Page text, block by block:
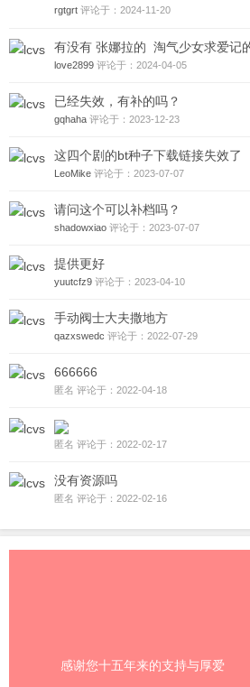
rgtgrt 评论于：2024-11-20
有没有 张娜拉的 淘气少女求爱记
love2899 评论于：2024-04-05
已经失效，有补的吗？
gqhaha 评论于：2023-12-23
这四个剧的bt种子下载链接失效了
LeoMike 评论于：2023-07-07
请问这个可以补档吗？
shadowxiao 评论于：2023-07-07
提供更好
yuutcfz9 评论于：2023-04-10
手动阀士大夫撒地方
qazxswedc 评论于：2022-07-29
666666
匿名 评论于：2022-04-18
匿名 评论于：2022-02-17
没有资源吗
匿名 评论于：2022-02-16
感谢您十五年来的支持与厚爱